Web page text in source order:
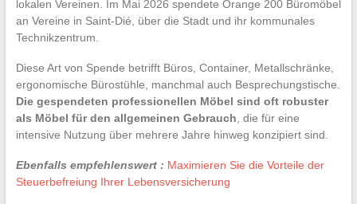
lokalen Vereinen. Im Mai 2026 spendete Orange 200 Büromöbel
an Vereine in Saint-Dié, über die Stadt und ihr kommunales
Technikzentrum.
Diese Art von Spende betrifft Büros, Container, Metallschränke,
ergonomische Bürostühle, manchmal auch Besprechungstische.
Die gespendeten professionellen Möbel sind oft robuster
als Möbel für den allgemeinen Gebrauch , die für eine
intensive Nutzung über mehrere Jahre hinweg konzipiert sind.
Ebenfalls empfehlenswert : Maximieren Sie die Vorteile der
Steuerbefreiung Ihrer Lebensversicherung